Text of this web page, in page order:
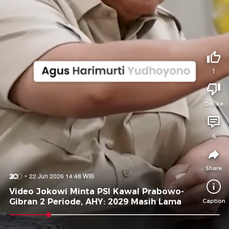
1
Dislike
6
Share
Caption
22 Jun 2026 14:48 WIB
Video Jokowi Minta PSI Kawal Prabowo-
Gibran 2 Periode, AHY: 2029 Masih Lama
Share to
Facebook X Whatsapp Telegram
Copy Link Copy Embed
Copy Embed &
Caption
Suka video ini?
Login untuk menyampaikan pendapat.
Masuk
Tidak suka video ini?
Login untuk menyampaikan pendapat.
Masuk